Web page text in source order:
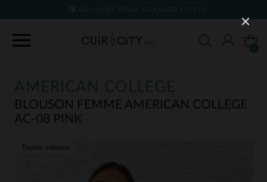
90 JOURS POUR CHANGER D'AVIS
AMERICAN COLLEGE
BLOUSON FEMME AMERICAN COLLEGE
AC-08 PINK
Toutes saisons